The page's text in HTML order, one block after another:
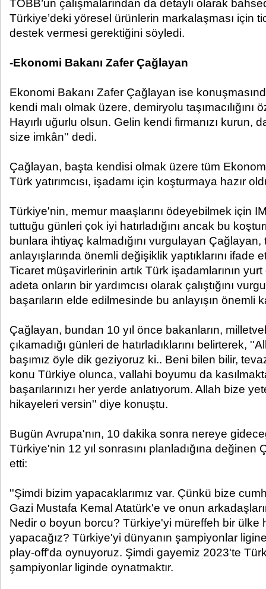
TOBB’un çalışmalarından da detaylı olarak
Türkiye’deki yöresel ürünlerin markalaşması için
destek vermesi gerektiğini söyledi.
-Ekonomi Bakanı Zafer Çağlayan
Ekonomi Bakanı Zafer Çağlayan ise
kendi malı olmak üzere, demiryolu taşımacılığını
Hayırlı uğurlu olsun. Gelin kendi firmanızı kurun,
size imkân'' dedi.
Çağlayan, başta kendisi olmak üzere tüm
Türk yatırımcısı, işadamı için koşturmaya hazır
Türkiye'nin, memur maaşlarını ödeyebilmek için
tuttuğu günleri çok iyi hatırladığını ancak bu
bunlara ihtiyaç kalmadığını vurgulayan
anlayışlarında önemli değişiklik yaptıklarını ifade
Ticaret müşavirlerinin artık Türk işadamlarının yurt
adeta onların bir yardımcısı olarak çalıştığını
başarıların elde edilmesinde bu anlayışın önemli
Çağlayan, bundan 10 yıl önce bakanların,
çıkamadığı günleri de hatırladıklarını belirterek,
başımız öyle dik geziyoruz ki.. Beni bilen bilir,
konu Türkiye olunca, vallahi boyumu da
başarılarınızı her yerde anlatıyorum. Allah bize
hikayeleri versin'' diye konuştu.
Bugün Avrupa'nın, 10 dakika sonra nereye
Türkiye'nin 12 yıl sonrasını planladığına
etti:
''Şimdi bizim yapacaklarımız var. Çünkü bize
Gazi Mustafa Kemal Atatürk'e ve onun
Nedir o boyun borcu? Türkiye'yi müreffeh bir ülke
yapacağız? Türkiye'yi dünyanın şampiyonlar
play-off'da oynuyoruz. Şimdi gayemiz 2023'te
şampiyonlar liginde oynatmaktır.